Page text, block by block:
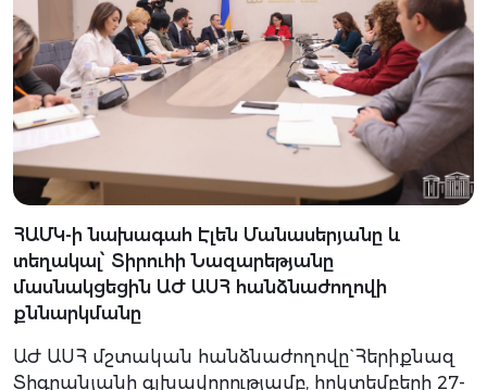
ՀԱՄԿ-ի նախագահ Էլեն Մանասերյանը և
տեղակալ՝ Տիրուհի Նազարեթյանը
մասնակցեցին ԱԺ ԱՍՀ հանձնաժողովի
քննարկմանը
ԱԺ ԱՍՀ մշտական հանձնաժողովը` Հերիքնազ
Տիգրանյանի գլխավորությամբ, հոկտեմբերի 27-